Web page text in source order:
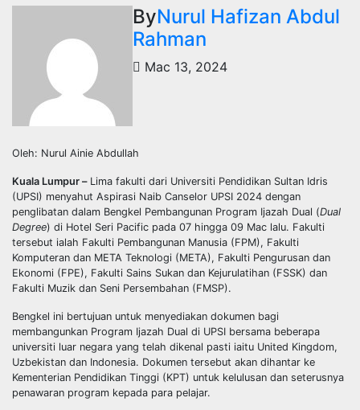
ByNurul Hafizan Abdul
Rahman
Mac 13, 2024
Oleh: Nurul Ainie Abdullah
Kuala Lumpur –Lima fakulti dari Universiti Pendidikan Sultan Idris
(UPSI) menyahut Aspirasi Naib Canselor UPSI 2024 dengan
penglibatan dalam Bengkel Pembangunan Program Ijazah Dual (Dual
Degree) di Hotel Seri Pacific pada 07 hingga 09 Mac lalu. Fakulti
tersebut ialah Fakulti Pembangunan Manusia (FPM), Fakulti
Komputeran dan META Teknologi (META), Fakulti Pengurusan dan
Ekonomi (FPE), Fakulti Sains Sukan dan Kejurulatihan (FSSK) dan
Fakulti Muzik dan Seni Persembahan (FMSP).
Bengkel ini bertujuan untuk menyediakan dokumen bagi
membangunkan Program Ijazah Dual di UPSI bersama beberapa
universiti luar negara yang telah dikenal pasti iaitu United Kingdom,
Uzbekistan dan Indonesia. Dokumen tersebut akan dihantar ke
Kementerian Pendidikan Tinggi (KPT) untuk kelulusan dan seterusnya
penawaran program kepada para pelajar.